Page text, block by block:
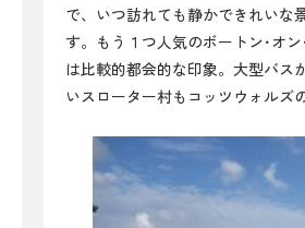
で、いつ訪れても静かできれいな
す。もう１つ人気のボートン･オ
は比較的都会的な印象。大型バス
いスローター村もコッツウォルズ